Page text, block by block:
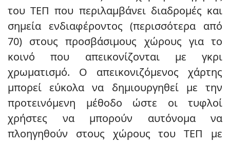
του ΤΕΠ που περιλαμβάνει διαδρομές και
σημεία ενδιαφέροντος (περισσότερα από
70) στους προσβάσιμους χώρους για το
κοινό που απεικονίζονται με γκρι
χρωματισμό. Ο απεικονιζόμενος χάρτης
μπορεί εύκολα να δημιουργηθεί με την
προτεινόμενη μέθοδο ώστε οι τυφλοί
χρήστες να μπορούν αυτόνομα να
πλοηγηθούν στους χώρους του ΤΕΠ με